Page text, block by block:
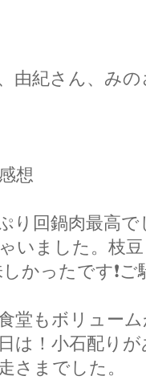
由紀さん、み
想
り回鍋肉最高
いました。枝
しかったです❗
堂もボリュー
は！小石配り
さまでした。